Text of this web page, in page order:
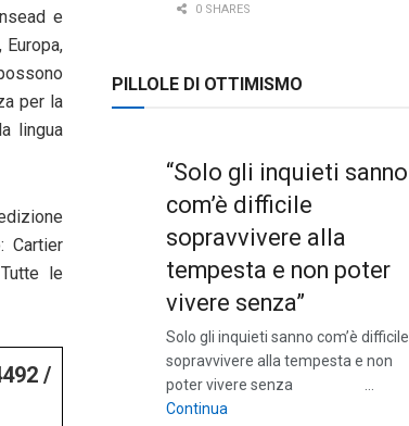
e
per la
lingua
Cartier
le
/
0 SHARES
PILLOLE DI OTTIMISMO
“Solo gli inquieti sanno
com’è difficile
sopravvivere alla
tempesta e non poter
vivere senza”
Solo gli inquieti sanno com’è difficile
sopravvivere alla tempesta e non
poter vivere senza …
Continua